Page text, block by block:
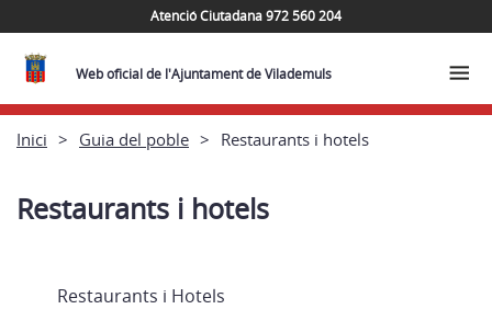
Atenció Ciutadana 972 560 204
Web oficial de l'Ajuntament de Vilademuls
Inici Guia del poble Restaurants i hotels
Restaurants i hotels
Restaurants i Hotels